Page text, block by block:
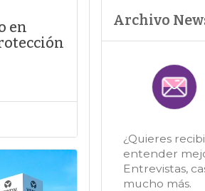
en
Archivo
¿Quieres
entender
Entrevistas,
mucho más.